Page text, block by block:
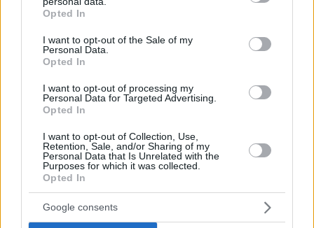
grant or deny consent to Google and its third-party tags to
use your data for below specified purposes in below Google
consent section.
Opted In
I want to opt-out of the Sale of my
Personal Data.
Opted In
I want to opt-out of processing my
Personal Data for Targeted Advertising.
Opted In
I want to opt-out of Collection, Use,
Retention, Sale, and/or Sharing of my
Personal Data that Is Unrelated with the
Purposes for which it was collected.
Opted In
Google consents
Μουτσινάς για τη νέα του εκπομπή
Το κέφι λείπει από τη ζωή μας, δήλωσε ο
16.11.2024, 14:17